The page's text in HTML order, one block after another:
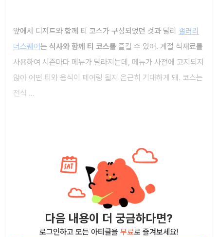
앞에서 디저트와 함께 티 코스가 구성되었던 것과 달리 갤러리
더스퀘어는 식사와 함께 티 코스를 즐길 수 있어. 계절 식재료를
사용하여 시즌마다 메뉴가 달라지는데, 메뉴가 사전에 고지되지
않아 어떤 티와 음식이 페어링 될지 은근히 기대하게 돼. 코스는
전식 ...
다음 내용이 더 궁금하다면?
로그인하고 모든 아티클을 무료로 즐겨보세요!